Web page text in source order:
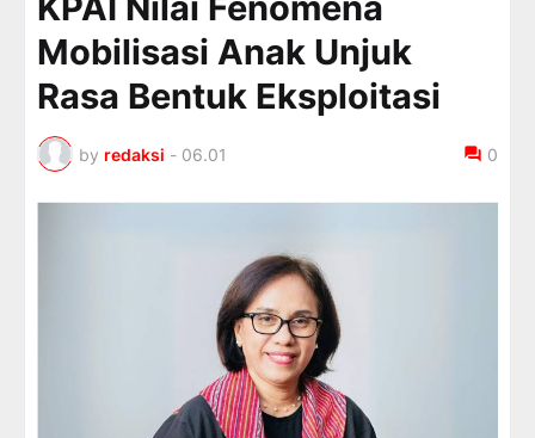
Mobilisasi Anak Unjuk
Rasa Bentuk Eksploitasi
by redaksi - 06.01 0